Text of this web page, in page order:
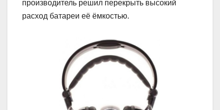
производитель решил перекрыть высокий
расход батареи её ёмкостью.